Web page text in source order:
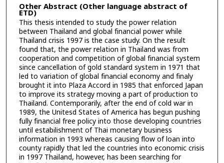
Other Abstract (Other language abstract of
ETD)
This thesis intended to study the power relation
between Thailand and global financial power while
Thailand crisis 1997 is the case study. On the result
found that, the power relation in Thailand was from
cooperation and competition of global financial system
since cancellation of gold standard system in 1971 that
led to variation of global financial economy and finaly
brought it into Plaza Accord in 1985 that enforced Japan
to improve its strategy moving a part of production to
Thailand. Contemporarily, after the end of cold war in
1989, the Unitesd States of America has begun pushing
fully financial free policy into those developing countries
until estabilishment of Thai monetary business
information in 1993 whereas causing flow of loan into
county rapidly that led the countries into economic crisis
in 1997 Thailand, however, has been searching for